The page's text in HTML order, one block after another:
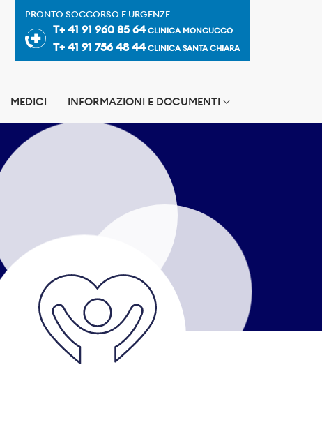
PRONTO SOCCORSO E URGENZE
T+ 41 91 960 85 64 CLINICA MONCUCCO
T+ 41 91 756 48 44 CLINICA SANTA CHIARA
MEDICI INFORMAZIONI E DOCUMENTI